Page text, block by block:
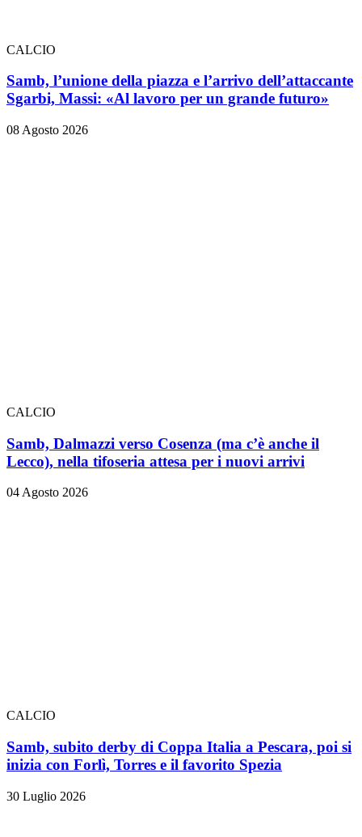
CALCIO
Samb, l’unione della piazza e l’arrivo dell’attaccante
Sgarbi, Massi: «Al lavoro per un grande futuro»
08 Agosto 2026
CALCIO
Samb, Dalmazzi verso Cosenza (ma c’è anche il
Lecco), nella tifoseria attesa per i nuovi arrivi
04 Agosto 2026
CALCIO
Samb, subito derby di Coppa Italia a Pescara, poi si
inizia con Forlì, Torres e il favorito Spezia
30 Luglio 2026